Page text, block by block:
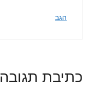
הגב
כתיבת תגובה